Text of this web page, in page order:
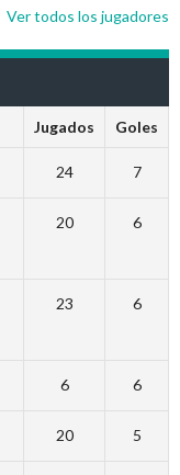
Ver todos los jugadores
Jugados Goles
24 7
20 6
23 6
6 6
20 5